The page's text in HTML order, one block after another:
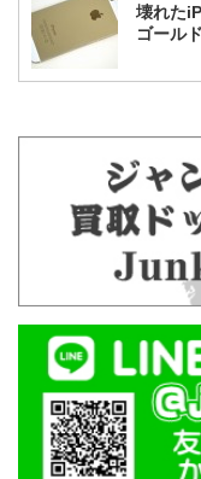
壊れた
ゴール